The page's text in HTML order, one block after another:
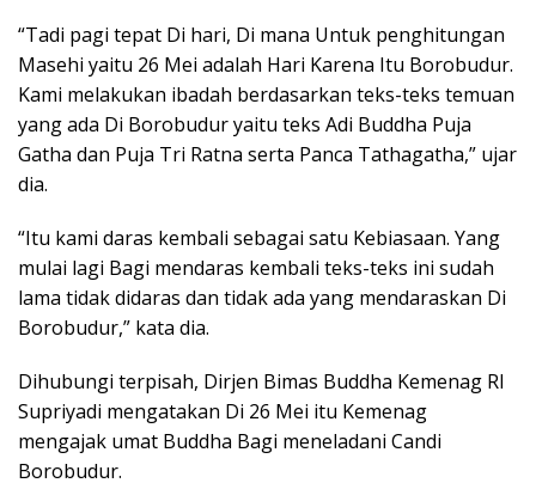
“Tadi pagi tepat Di hari, Di mana Untuk penghitungan
Masehi yaitu 26 Mei adalah Hari Karena Itu Borobudur.
Kami melakukan ibadah berdasarkan teks-teks temuan
yang ada Di Borobudur yaitu teks Adi Buddha Puja
Gatha dan Puja Tri Ratna serta Panca Tathagatha,” ujar
dia.
“Itu kami daras kembali sebagai satu Kebiasaan. Yang
mulai lagi Bagi mendaras kembali teks-teks ini sudah
lama tidak didaras dan tidak ada yang mendaraskan Di
Borobudur,” kata dia.
Dihubungi terpisah, Dirjen Bimas Buddha Kemenag RI
Supriyadi mengatakan Di 26 Mei itu Kemenag
mengajak umat Buddha Bagi meneladani Candi
Borobudur.